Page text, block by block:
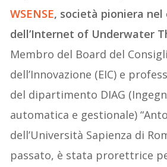
WSENSE, società pioniera nel
dell’Internet of Underwater
Membro del Board del
dell’Innovazione (EIC) e
del dipartimento DIAG
automatica e gestionale)
dell’Università Sapienza di
passato, è stata prorettrice